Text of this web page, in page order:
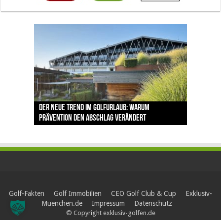
Der neue Trend im Golfurlaub: Warum
Prävention den Abschlag verändert
Luštica Bay baut Montenegros erste Golf-
Community weiter aus
Vom 85. Platz zur Claret Jug: Neuseeländer
schreibt bei The Open Geschichte
Claret Jug: Warum Scottie Scheffler die
berühmteste Golftrophäe zurückgeben muss
The Open 2026 in Royal Birkdale: Warum der
traditionsreiche Linksplatz zu den größten
Herausforderungen im Golfsport zählt
Golf-Fakten Golf Immobilien CEO Golf Club & Cup
Exklusiv-
Muenchen.de
Impressum Datenschutz
© Copyright exklusiv-golfen.de